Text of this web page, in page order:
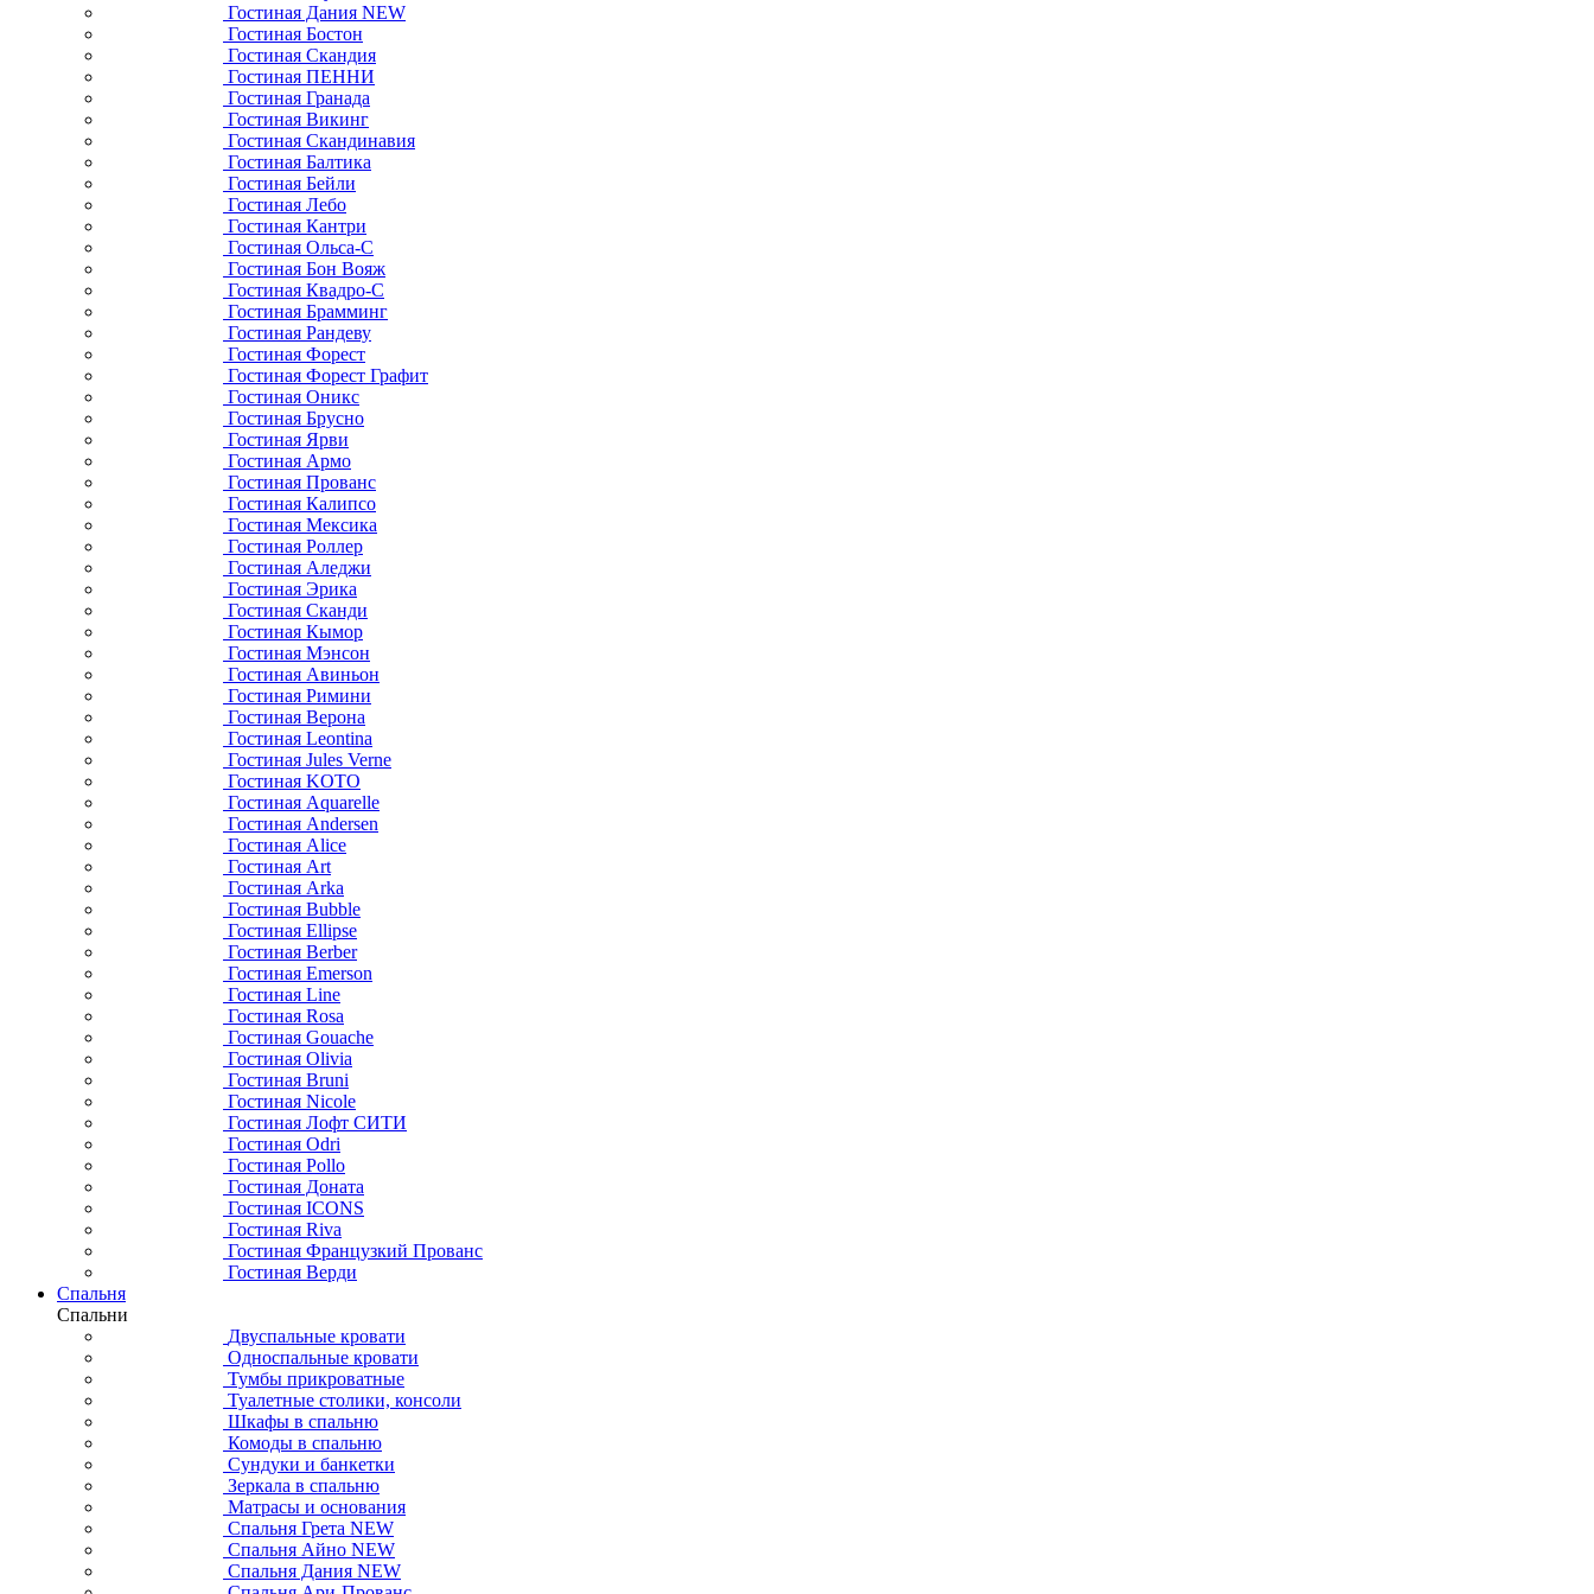
Гостиная Дания NEW
Гостиная Бостон
Гостиная Скандия
Гостиная ПЕННИ
Гостиная Гранада
Гостиная Викинг
Гостиная Скандинавия
Гостиная Балтика
Гостиная Бейли
Гостиная Лебо
Гостиная Кантри
Гостиная Ольса-С
Гостиная Бон Вояж
Гостиная Квадро-С
Гостиная Брамминг
Гостиная Рандеву
Гостиная Форест
Гостиная Форест Графит
Гостиная Оникс
Гостиная Брусно
Гостиная Ярви
Гостиная Армо
Гостиная Прованс
Гостиная Калипсо
Гостиная Мексика
Гостиная Роллер
Гостиная Аледжи
Гостиная Эрика
Гостиная Сканди
Гостиная Кымор
Гостиная Мэнсон
Гостиная Авиньон
Гостиная Римини
Гостиная Верона
Гостиная Leontina
Гостиная Jules Verne
Гостиная KOTO
Гостиная Aquarelle
Гостиная Andersen
Гостиная Alice
Гостиная Art
Гостиная Arka
Гостиная Bubble
Гостиная Ellipse
Гостиная Berber
Гостиная Emerson
Гостиная Line
Гостиная Rosa
Гостиная Gouache
Гостиная Olivia
Гостиная Bruni
Гостиная Nicole
Гостиная Лофт СИТИ
Гостиная Odri
Гостиная Pollo
Гостиная Доната
Гостиная ICONS
Гостиная Riva
Гостиная Французкий Прованс
Гостиная Верди
Спальня
Спальни
Двуспальные кровати
Односпальные кровати
Тумбы прикроватные
Туалетные столики, консоли
Шкафы в спальню
Комоды в спальню
Сундуки и банкетки
Зеркала в спальню
Матрасы и основания
Спальня Грета NEW
Спальня Айно NEW
Спальня Дания NEW